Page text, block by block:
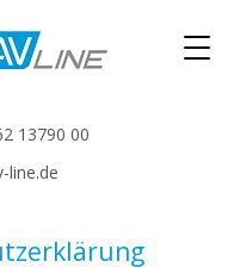
13790 00
line.de